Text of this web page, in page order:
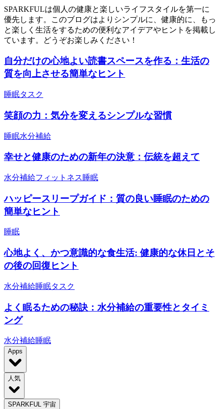
SPARKFULは個人の健康と楽しいライフスタイルを第一に
優先します。このブログはよりシンプルに、健康的に、もっ
と楽しく生活をするための便利なアイデアやヒントを掲載し
ています。どうぞお楽しみください！
自分だけの心地よい読書スペースを作る：生活の
質を向上させる簡単なヒント
睡眠タスク
笑顔の力：気分を変えるシンプルな習慣
睡眠水分補給
幸せと健康のための新年の決意：伝統を超えて
水分補給フィットネス睡眠
ハッピースリープガイド：質の良い睡眠のための
簡単なヒント
睡眠
心地よく、かつ意識的な食生活: 健康的な休日とそ
の後の回復ヒント
水分補給睡眠タスク
よく眠るための秘訣：水分補給の重要性とタイミ
ング
水分補給睡眠
Apps
人気
SPARKFUL 宇宙